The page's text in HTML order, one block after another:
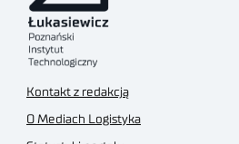
Kontakt z redakcją
O Mediach Logistyka